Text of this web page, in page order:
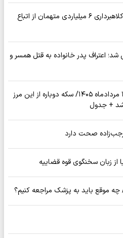
انهدام باند جعل ۴ هزار مدرک/ کلاهبرداری ۶ میلیاردی متهمان از اتباع
زن ۴۵ ساله فاش شد؛ اعتراف پدر خانواده به قتل همسر و
قیمت جدید طلا و سکه امروز ۱۷ مردادماه ۱۴۰۵/ سکه دوباره از این مرز
صحت دارد
زبان سخنگوی قوه قضاییه
موقع باید به پزشک مراجعه کنیم؟